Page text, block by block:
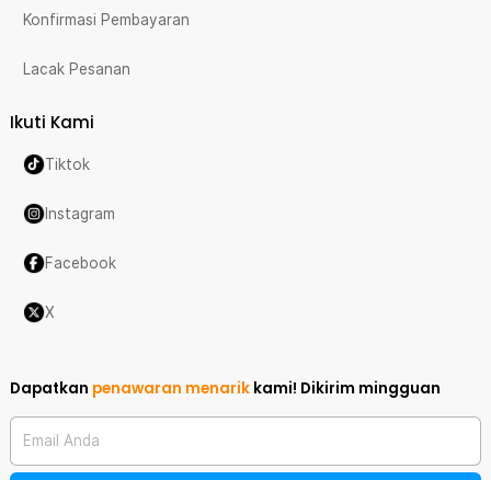
Konfirmasi Pembayaran
Lacak Pesanan
Ikuti Kami
Tiktok
Instagram
Facebook
X
Dapatkan penawaran menarik kami! Dikirim mingguan
Email Anda